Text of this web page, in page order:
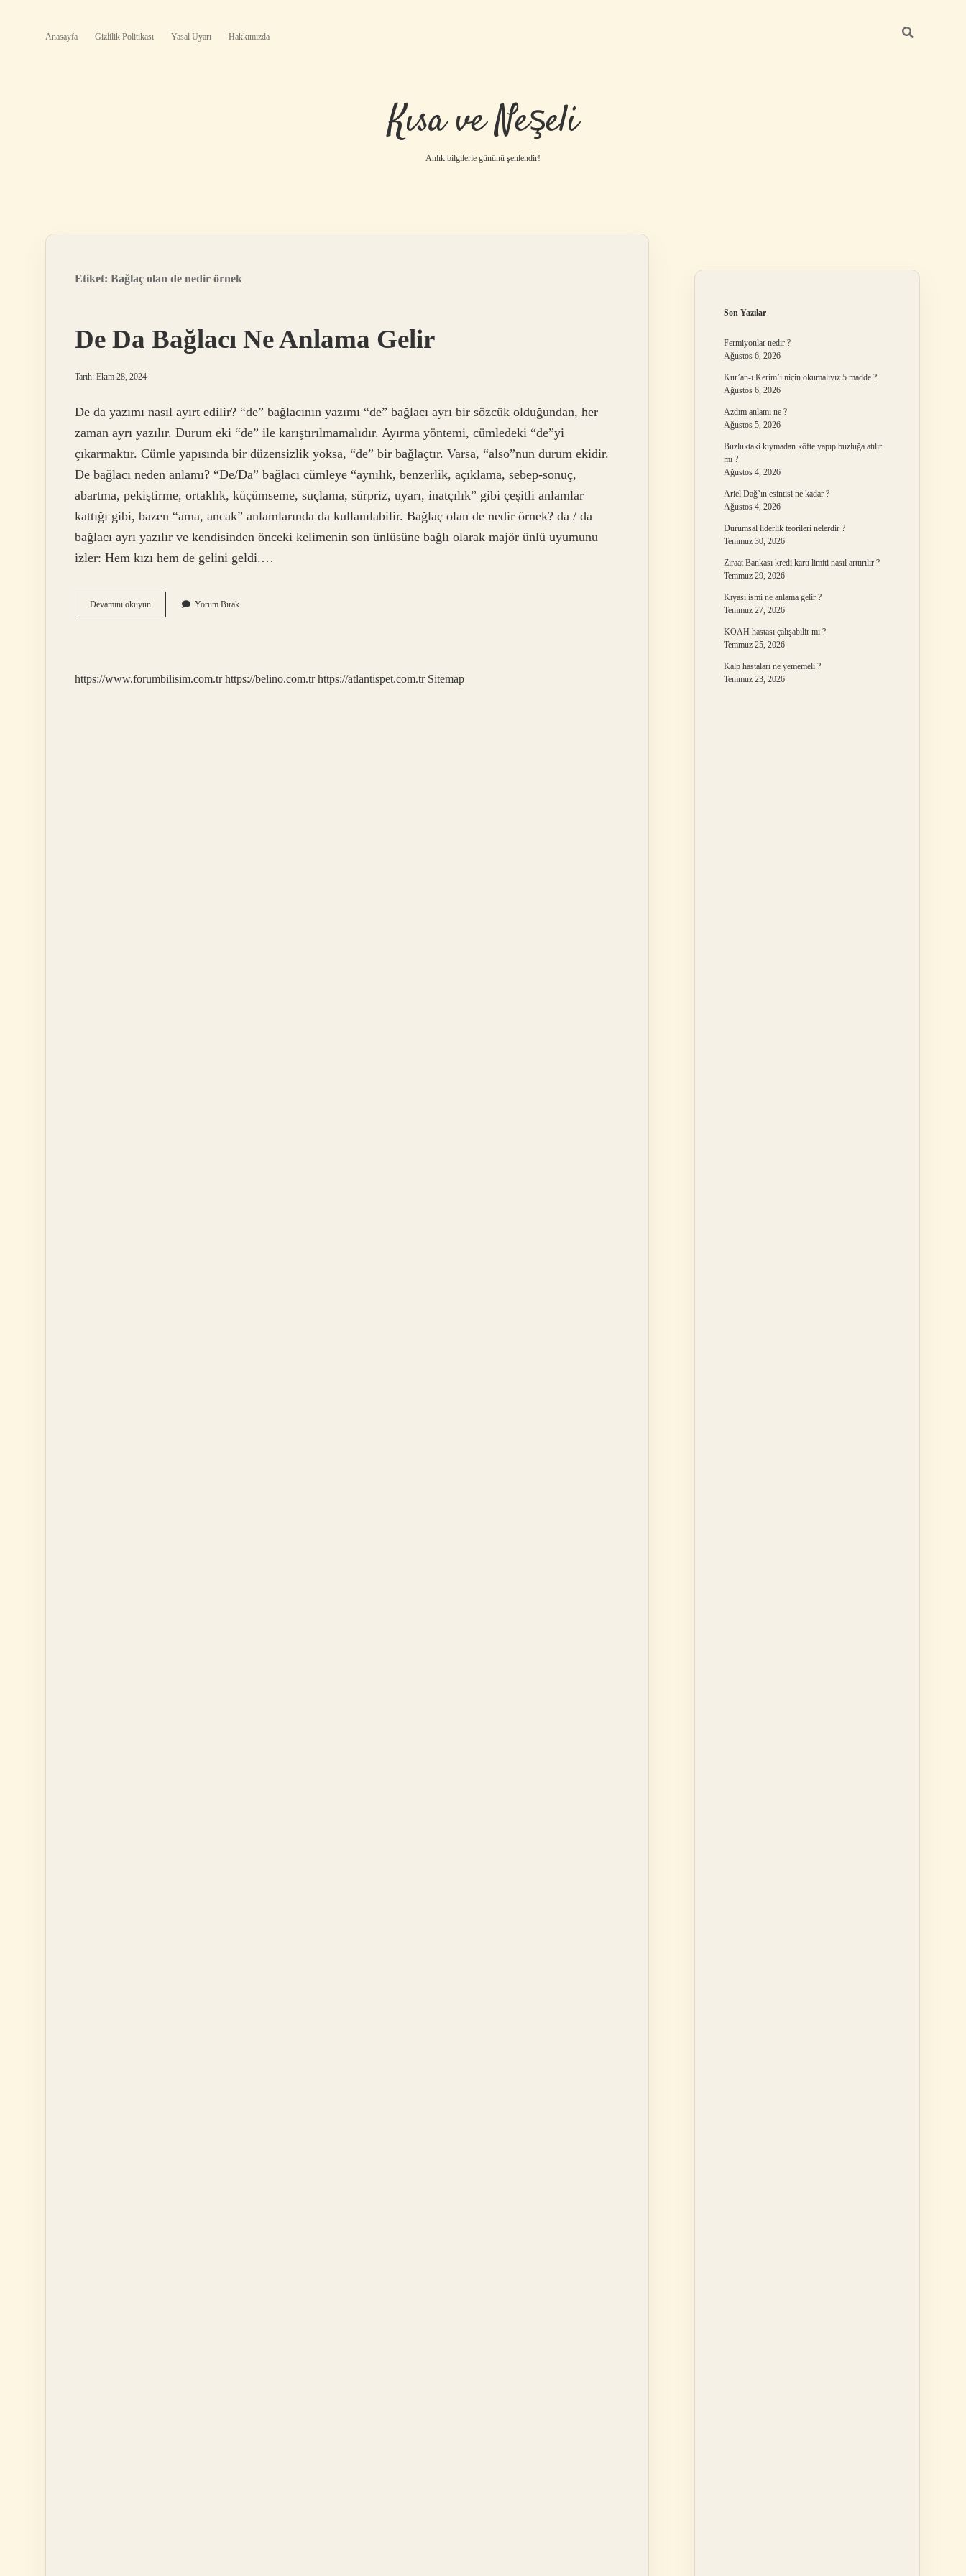
Anasayfa Gizlilik Politikası Yasal Uyarı Hakkımızda
Kısa ve Neşeli
Anlık bilgilerle gününü şenlendir!
Etiket: Bağlaç olan de nedir örnek
De Da Bağlacı Ne Anlama Gelir
Tarih: Ekim 28, 2024
De da yazımı nasıl ayırt edilir? “de” bağlacının yazımı “de” bağlacı ayrı bir sözcük olduğundan, her
zaman ayrı yazılır. Durum eki “de” ile karıştırılmamalıdır. Ayırma yöntemi, cümledeki “de”yi
çıkarmaktır. Cümle yapısında bir düzensizlik yoksa, “de” bir bağlaçtır. Varsa, “also”nun durum ekidir.
De bağlacı neden anlamı? “De/Da” bağlacı cümleye “aynılık, benzerlik, açıklama, sebep-sonuç,
abartma, pekiştirme, ortaklık, küçümseme, suçlama, sürpriz, uyarı, inatçılık” gibi çeşitli anlamlar
kattığı gibi, bazen “ama, ancak” anlamlarında da kullanılabilir. Bağlaç olan de nedir örnek? da / da
bağlacı ayrı yazılır ve kendisinden önceki kelimenin son ünlüsüne bağlı olarak majör ünlü uyumunu
izler: Hem kızı hem de gelini geldi.…
Devamını okuyunDe
Da
Yorum Bırak
https://www.forumbilisim.com.tr https://belino.com.tr https://atlantispet.com.tr Sitemap
Son Yazılar
Fermiyonlar nedir ?
Ağustos 6, 2026
Kur’an-ı Kerim’i niçin okumalıyız 5 madde ?
Ağustos 6, 2026
Azdım anlamı ne ?
Ağustos 5, 2026
Buzluktaki kıymadan köfte yapıp buzluğa atılır
mı ?
Ağustos 4, 2026
Ariel Dağ’ın esintisi ne kadar ?
Ağustos 4, 2026
Durumsal liderlik teorileri nelerdir ?
Temmuz 30, 2026
Ziraat Bankası kredi kartı limiti nasıl arttırılır ?
Temmuz 29, 2026
Kıyası ismi ne anlama gelir ?
Temmuz 27, 2026
KOAH hastası çalışabilir mi ?
Temmuz 25, 2026
Kalp hastaları ne yememeli ?
Temmuz 23, 2026